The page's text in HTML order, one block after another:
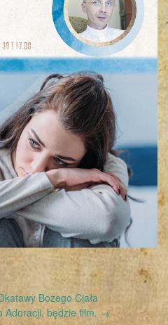
Bożego Ciała
Adoracji, będzie film. →